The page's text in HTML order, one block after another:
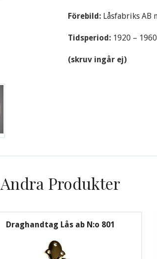
Förebild: Låsfabriks AB
Tidsperiod: 1920 –
(skruv ingår ej)
Andra Produkter
Draghandtag Lås ab N:o 801